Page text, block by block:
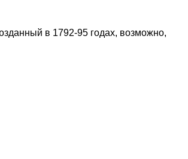
в 1792-95 годах, возможно,